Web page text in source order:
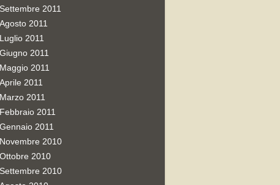
Settembre 2011
Agosto 2011
Luglio 2011
Giugno 2011
Maggio 2011
Aprile 2011
Marzo 2011
Febbraio 2011
Gennaio 2011
Novembre 2010
Ottobre 2010
Settembre 2010